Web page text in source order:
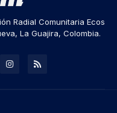
Radial Comunitaria Ecos
La Guajira, Colombia.